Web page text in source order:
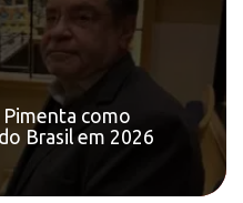
Pimenta como
Brasil em 2026